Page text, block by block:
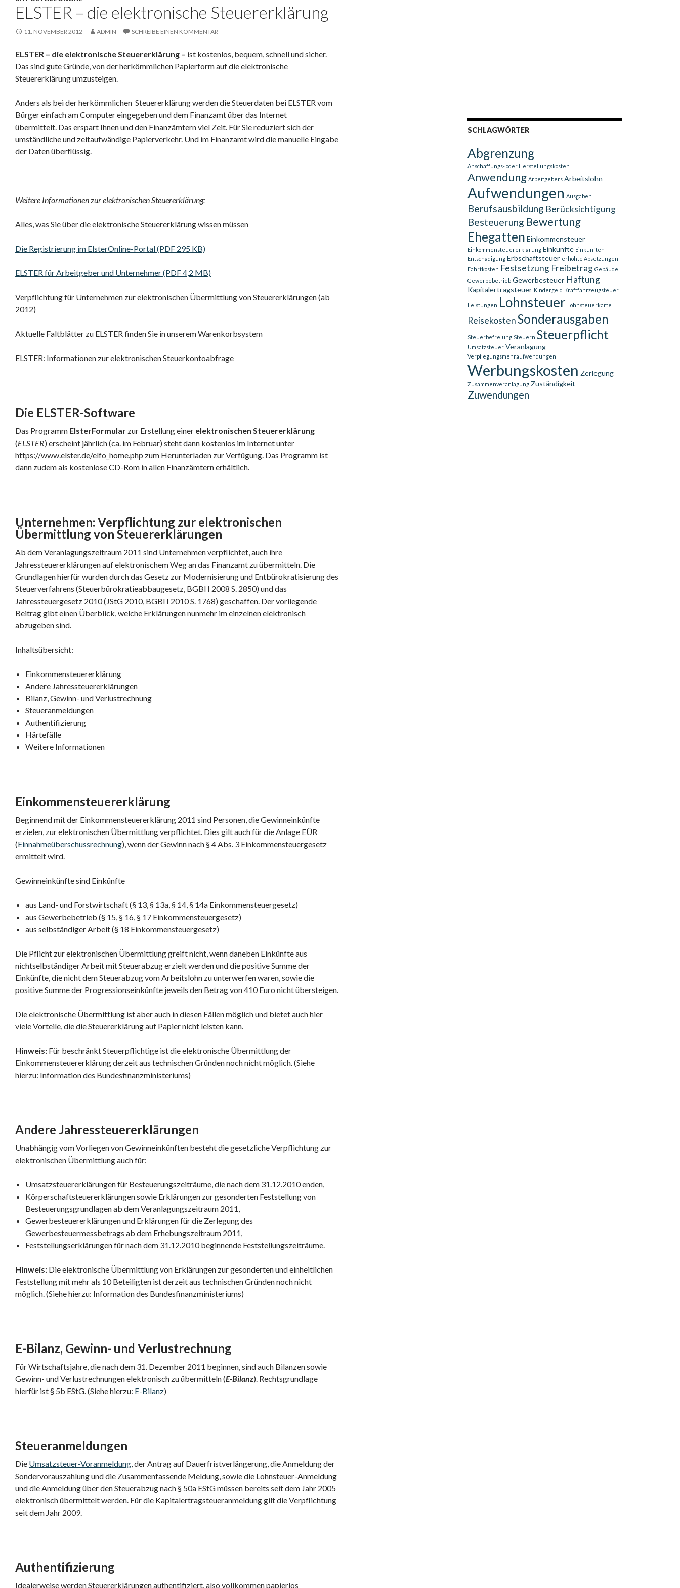
ELSTER – die elektronische Steuererklärung
11. NOVEMBER 2012 ADMIN SCHREIBE EINEN KOMMENTAR
ELSTER – die elektronische Steuererklärung – ist kostenlos, bequem, schnell und sicher.
Das sind gute Gründe, von der herkömmlichen Papierform auf die elektronische
Steuererklärung umzusteigen.
Anders als bei der herkömmlichen Steuererklärung werden die Steuerdaten bei ELSTER vom
Bürger einfach am Computer eingegeben und dem Finanzamt über das Internet
übermittelt. Das erspart Ihnen und den Finanzämtern viel Zeit. Für Sie reduziert sich der
umständliche und zeitaufwändige Papierverkehr. Und im Finanzamt wird die manuelle Eingabe
der Daten überflüssig.
Weitere Informationen zur elektronischen Steuererklärung:
Alles, was Sie über die elektronische Steuererklärung wissen müssen
Die Registrierung im ElsterOnline-Portal (PDF 295 KB)
ELSTER für Arbeitgeber und Unternehmer (PDF 4,2 MB)
Verpflichtung für Unternehmen zur elektronischen Übermittlung von Steuererklärungen (ab
2012)
Aktuelle Faltblätter zu ELSTER finden Sie in unserem Warenkorbsystem
ELSTER: Informationen zur elektronischen Steuerkontoabfrage
Die ELSTER-Software
Das Programm ElsterFormular zur Erstellung einer elektronischen Steuererklärung
(ELSTER) erscheint jährlich (ca. im Februar) steht dann kostenlos im Internet unter
https://www.elster.de/elfo_home.php zum Herunterladen zur Verfügung. Das Programm ist
dann zudem als kostenlose CD-Rom in allen Finanzämtern erhältlich.
Unternehmen: Verpflichtung zur elektronischen
Übermittlung von Steuererklärungen
Ab dem Veranlagungszeitraum 2011 sind Unternehmen verpflichtet, auch ihre
Jahressteuererklärungen auf elektronischem Weg an das Finanzamt zu übermitteln. Die
Grundlagen hierfür wurden durch das Gesetz zur Modernisierung und Entbürokratisierung des
Steuerverfahrens (Steuerbürokratieabbaugesetz, BGBl I 2008 S. 2850) und das
Jahressteuergesetz 2010 (JStG 2010, BGBl I 2010 S. 1768) geschaffen. Der vorliegende
Beitrag gibt einen Überblick, welche Erklärungen nunmehr im einzelnen elektronisch
abzugeben sind.
Inhaltsübersicht:
Einkommensteuererklärung
Andere Jahressteuererklärungen
Bilanz, Gewinn- und Verlustrechnung
Steueranmeldungen
Authentifizierung
Härtefälle
Weitere Informationen
Einkommensteuererklärung
Beginnend mit der Einkommensteuererklärung 2011 sind Personen, die Gewinneinkünfte
erzielen, zur elektronischen Übermittlung verpflichtet. Dies gilt auch für die Anlage EÜR
(Einnahmeüberschussrechnung), wenn der Gewinn nach § 4 Abs. 3 Einkommensteuergesetz
ermittelt wird.
Gewinneinkünfte sind Einkünfte
aus Land- und Forstwirtschaft (§ 13, § 13a, § 14, § 14a Einkommensteuergesetz)
aus Gewerbebetrieb (§ 15, § 16, § 17 Einkommensteuergesetz)
aus selbständiger Arbeit (§ 18 Einkommensteuergesetz)
Die Pflicht zur elektronischen Übermittlung greift nicht, wenn daneben Einkünfte aus
nichtselbständiger Arbeit mit Steuerabzug erzielt werden und die positive Summe der
Einkünfte, die nicht dem Steuerabzug vom Arbeitslohn zu unterwerfen waren, sowie die
positive Summe der Progressionseinkünfte jeweils den Betrag von 410 Euro nicht übersteigen.
Die elektronische Übermittlung ist aber auch in diesen Fällen möglich und bietet auch hier
viele Vorteile, die die Steuererklärung auf Papier nicht leisten kann.
Hinweis: Für beschränkt Steuerpflichtige ist die elektronische Übermittlung der
Einkommensteuererklärung derzeit aus technischen Gründen noch nicht möglich. (Siehe
hierzu: Information des Bundesfinanzministeriums)
Andere Jahressteuererklärungen
Unabhängig vom Vorliegen von Gewinneinkünften besteht die gesetzliche Verpflichtung zur
elektronischen Übermittlung auch für:
Umsatzsteuererklärungen für Besteuerungszeiträume, die nach dem 31.12.2010 enden,
Körperschaftsteuererklärungen sowie Erklärungen zur gesonderten Feststellung von
Besteuerungsgrundlagen ab dem Veranlagungszeitraum 2011,
Gewerbesteuererklärungen und Erklärungen für die Zerlegung des
Gewerbesteuermessbetrags ab dem Erhebungszeitraum 2011,
Feststellungserklärungen für nach dem 31.12.2010 beginnende Feststellungszeiträume.
Hinweis: Die elektronische Übermittlung von Erklärungen zur gesonderten und einheitlichen
Feststellung mit mehr als 10 Beteiligten ist derzeit aus technischen Gründen noch nicht
möglich. (Siehe hierzu: Information des Bundesfinanzministeriums)
E-Bilanz, Gewinn- und Verlustrechnung
Für Wirtschaftsjahre, die nach dem 31. Dezember 2011 beginnen, sind auch Bilanzen sowie
Gewinn- und Verlustrechnungen elektronisch zu übermitteln (E-Bilanz). Rechtsgrundlage
hierfür ist § 5b EStG. (Siehe hierzu: E-Bilanz)
Steueranmeldungen
Die Umsatzsteuer-Voranmeldung, der Antrag auf Dauerfristverlängerung, die Anmeldung der
Sondervorauszahlung und die Zusammenfassende Meldung, sowie die Lohnsteuer-Anmeldung
und die Anmeldung über den Steuerabzug nach § 50a EStG müssen bereits seit dem Jahr 2005
elektronisch übermittelt werden. Für die Kapitalertragsteueranmeldung gilt die Verpflichtung
seit dem Jahr 2009.
Authentifizierung
Idealerweise werden Steuererklärungen authentifiziert, also vollkommen papierlos
SCHLAGWÖRTER
Abgrenzung
Anschaffungs- oder Herstellungskosten
Anwendung Arbeitgebers Arbeitslohn
Aufwendungen Ausgaben
Berufsausbildung Berücksichtigung
Besteuerung Bewertung
Ehegatten Einkommensteuer
Einkommensteuererklärung Einkünfte Einkünften
Entschädigung Erbschaftsteuer erhöhte Absetzungen
Fahrtkosten Festsetzung Freibetrag Gebäude
Gewerbebetrieb Gewerbesteuer Haftung
Kapitalertragsteuer Kindergeld Kraftfahrzeugsteuer
Leistungen Lohnsteuer Lohnsteuerkarte
ReisekostenSonderausgaben
Steuerbefreiung Steuern Steuerpflicht
Umsatzsteuer Veranlagung
Verpflegungsmehraufwendungen
Werbungskosten Zerlegung
Zusammenveranlagung Zuständigkeit
Zuwendungen